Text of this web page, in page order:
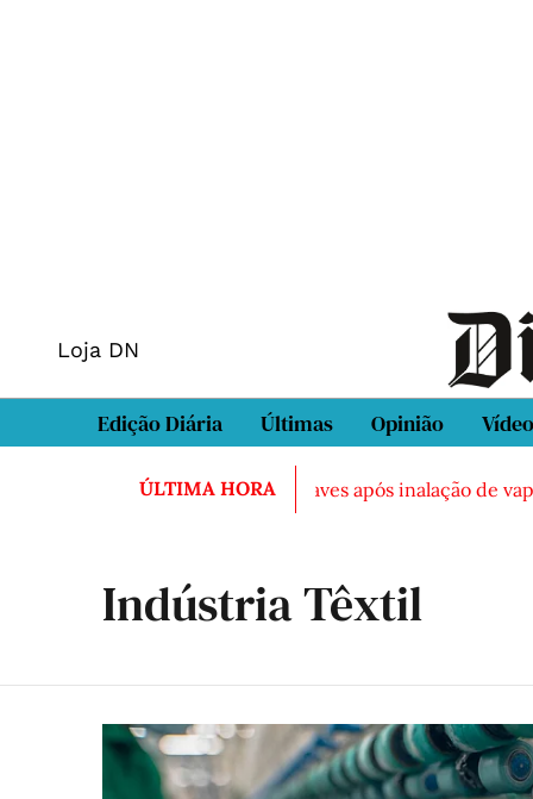
Loja DN
Edição Diária Últimas Opinião
ÚLTIMA HORA
Três feridos graves após inalação de
Indústria Têxtil